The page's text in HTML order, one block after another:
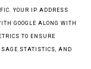
GARY
YOUR IP ADDRESS
GOOGLE ALONG WITH
TO ENSURE
STATISTICS, AND